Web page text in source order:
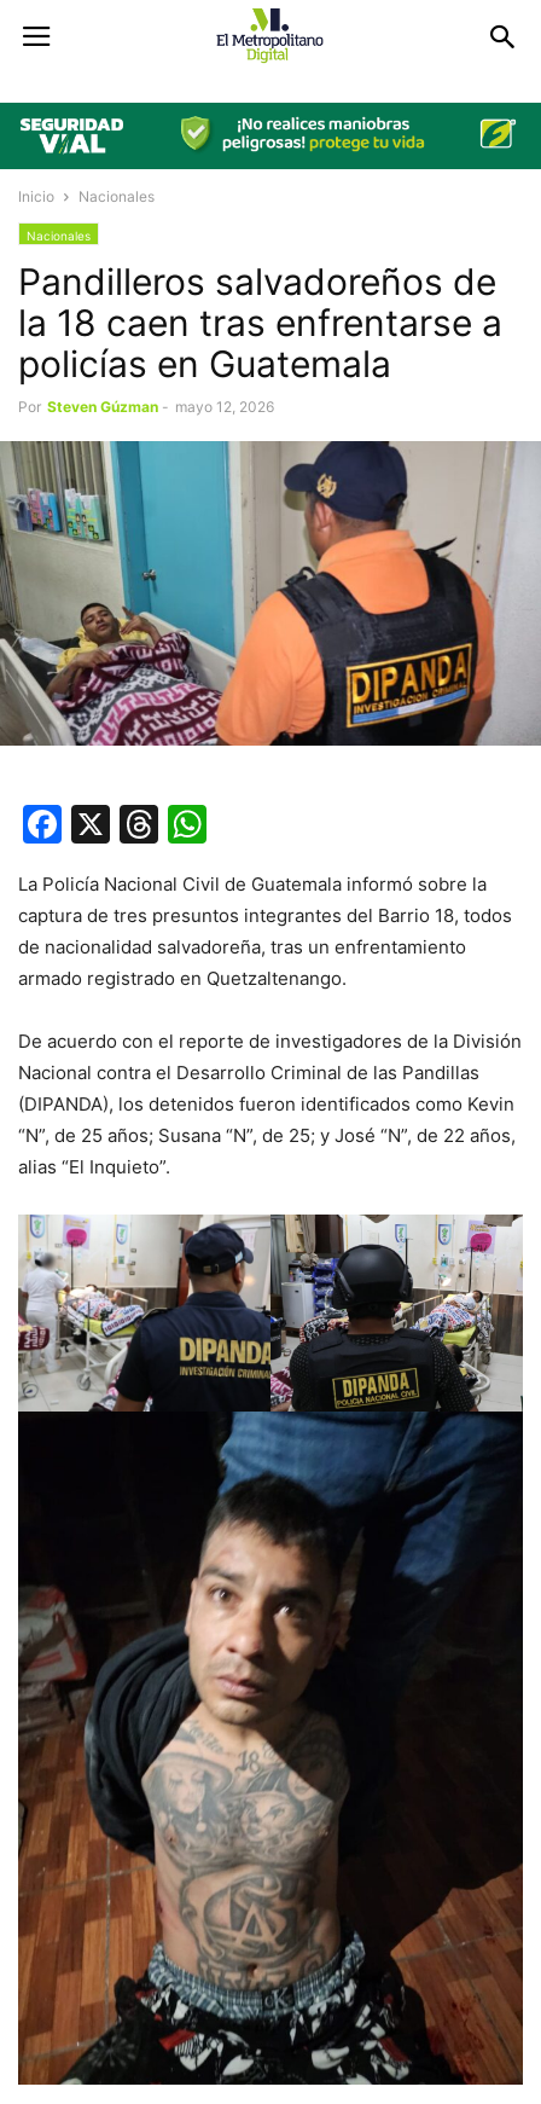
Inicio Nacionales
Nacionales
Pandilleros salvadoreños de
la 18 caen tras enfrentarse a
policías en Guatemala
Por Steven Gúzman - mayo 12, 2026
Facebook
X Threads
La Policía Nacional Civil de Guatemala informó sobre la
captura de tres presuntos integrantes del Barrio 18, todos
de nacionalidad salvadoreña, tras un enfrentamiento
armado registrado en Quetzaltenango.
De acuerdo con el reporte de investigadores de la División
Nacional contra el Desarrollo Criminal de las Pandillas
(DIPANDA), los detenidos fueron identificados como Kevin
“N”, de 25 años; Susana “N”, de 25; y José “N”, de 22 años,
alias “El Inquieto”.